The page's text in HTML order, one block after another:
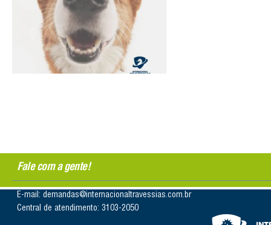
Fale com a gente!
E-mail: demandas@internacionaltravessias.com.br
Central de atendimento: 3103-2050